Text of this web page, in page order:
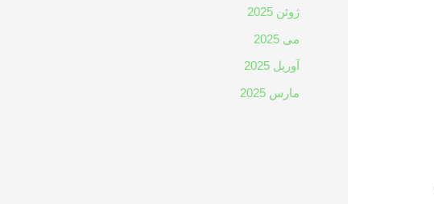
ژوئن 2025
می 2025
آوریل 2025
مارس 2025